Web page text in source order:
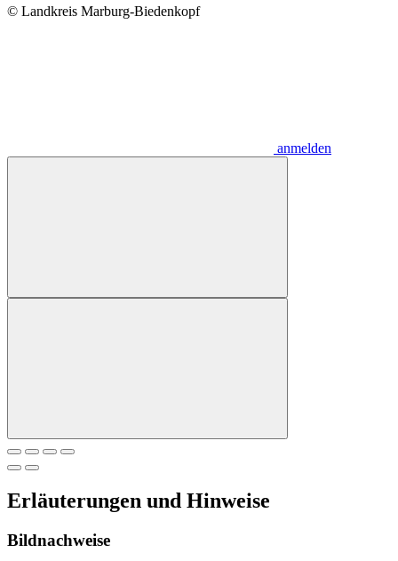
© Landkreis Marburg-Biedenkopf
anmelden
Erläuterungen und Hinweise
Bildnachweise